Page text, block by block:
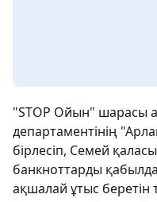
"STOP Ойын" шарасы
департаментінің
бірлесіп, Семей
банкноттарды
ақшалай ұтыс